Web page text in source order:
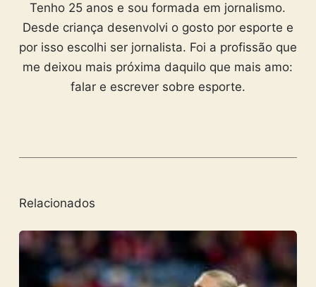
Tenho 25 anos e sou formada em jornalismo.
Desde criança desenvolvi o gosto por esporte e
por isso escolhi ser jornalista. Foi a profissão que
me deixou mais próxima daquilo que mais amo:
falar e escrever sobre esporte.
Relacionados